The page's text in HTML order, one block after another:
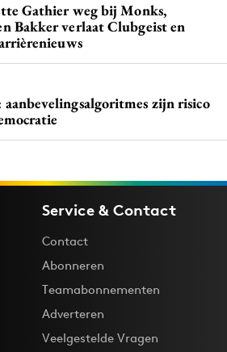
Gathier weg bij Monks,
Bakker verlaat Clubgeist en
zijn risico
Service & Contact
Contact
Abonneren
Teamabonnementen
Adverteren
Veelgestelde Vragen